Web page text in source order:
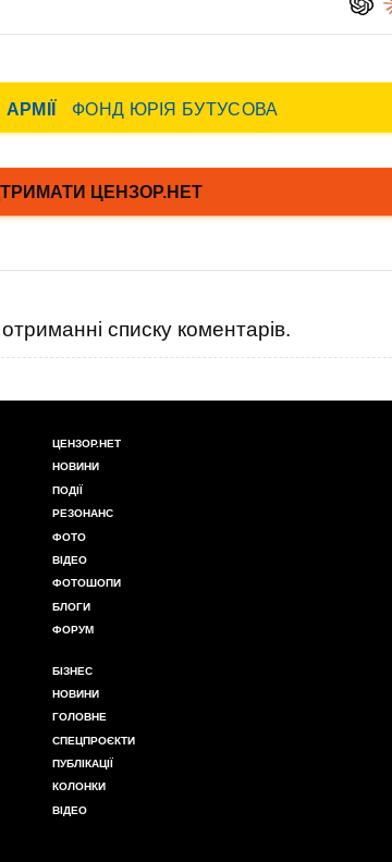
списку коментарів.
ЦЕНЗОР.НЕТ
НОВИНИ
ПОДІЇ
РЕЗОНАНС
ФОТО
ВІДЕО
ФОТОШОПИ
БЛОГИ
ФОРУМ
БІЗНЕС
НОВИНИ
ГОЛОВНЕ
СПЕЦПРОЄКТИ
ПУБЛІКАЦІЇ
КОЛОНКИ
ВІДЕО